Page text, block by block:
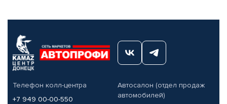
Телефон колл-центра
+7 949 00-00-550
Автосалон (отдел продаж
автомобилей)